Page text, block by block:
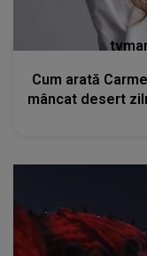
Cum arată
mâncat desert